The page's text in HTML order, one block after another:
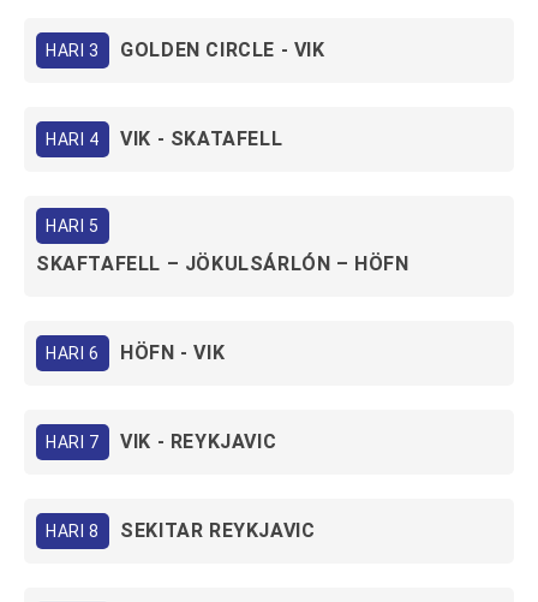
HARI 3 GOLDEN CIRCLE - VIK
HARI 4 VIK - SKATAFELL
HARI 5
SKAFTAFELL – JÖKULSÁRLÓN – HÖFN
HARI 6 HÖFN - VIK
HARI 7 VIK - REYKJAVIC
HARI 8 SEKITAR REYKJAVIC